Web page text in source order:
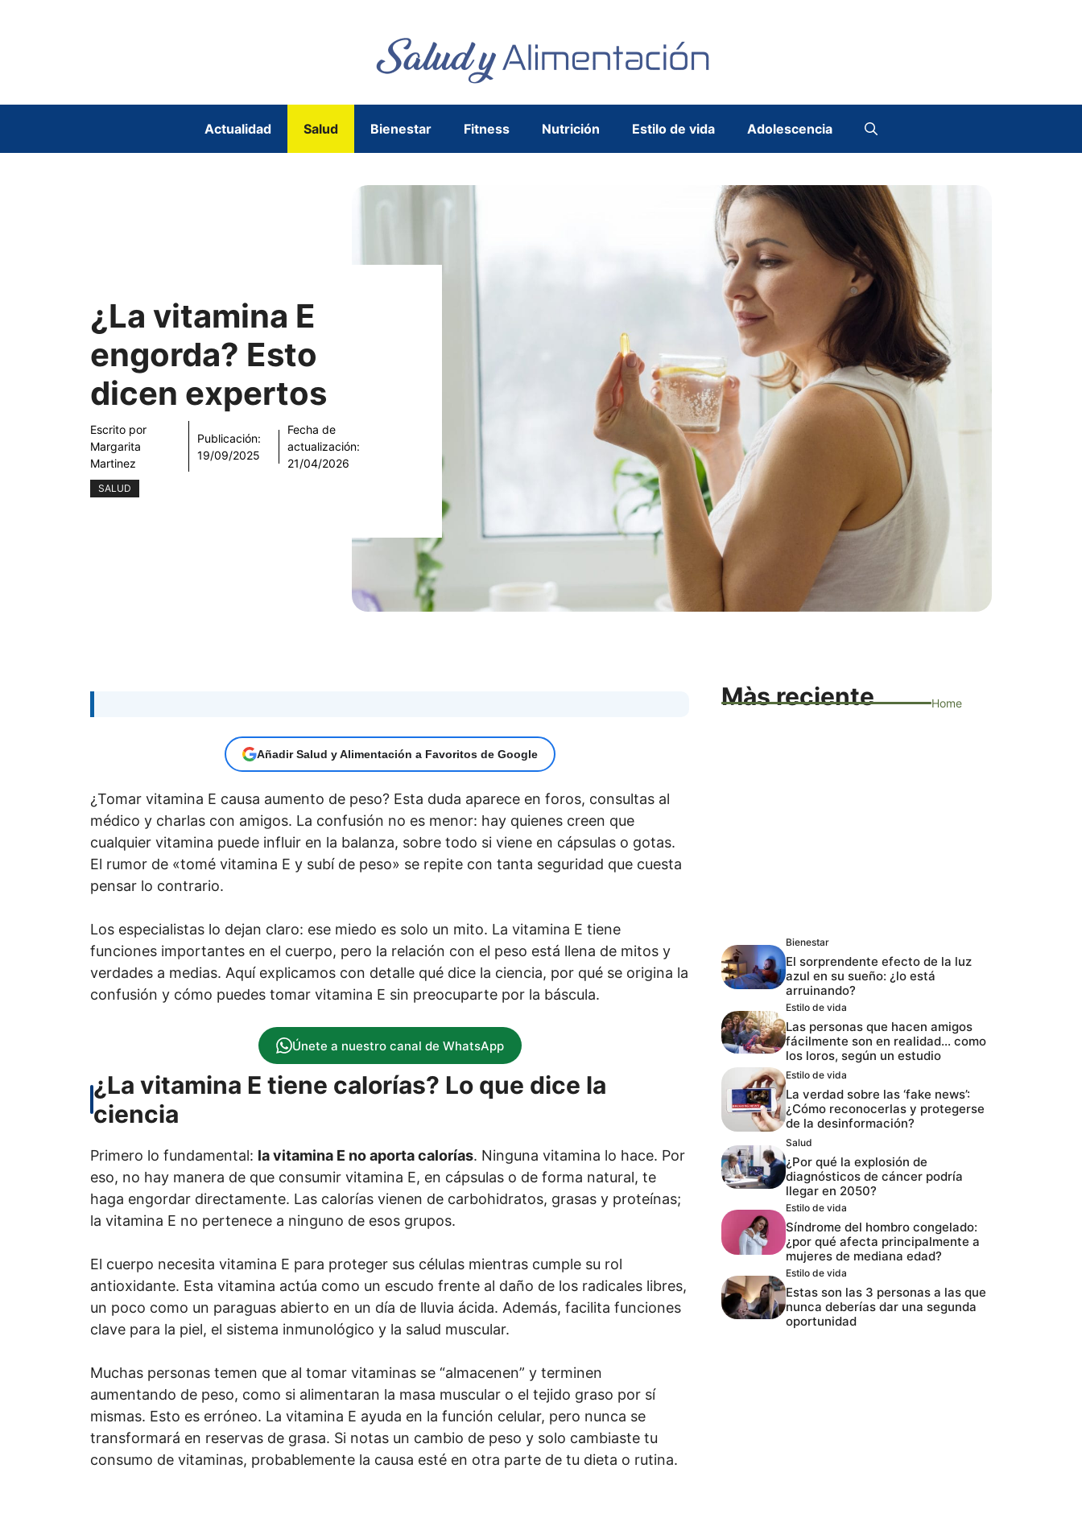
Actualidad Salud Bienestar Fitness Nutrición Estilo de vida Adolescencia
¿La vitamina E
engorda? Esto
dicen expertos
Escrito por
Margarita
Martinez
Publicación:
19/09/2025
Fecha de
actualización:
21/04/2026
SALUD
Añadir Salud y Alimentación a Favoritos de Google
¿Tomar vitamina E causa aumento de peso? Esta duda aparece en foros, consultas al
médico y charlas con amigos. La confusión no es menor: hay quienes creen que
cualquier vitamina puede influir en la balanza, sobre todo si viene en cápsulas o gotas.
El rumor de «tomé vitamina E y subí de peso» se repite con tanta seguridad que cuesta
pensar lo contrario.
Los especialistas lo dejan claro: ese miedo es solo un mito. La vitamina E tiene
funciones importantes en el cuerpo, pero la relación con el peso está llena de mitos y
verdades a medias. Aquí explicamos con detalle qué dice la ciencia, por qué se origina la
confusión y cómo puedes tomar vitamina E sin preocuparte por la báscula.
Únete a nuestro canal de WhatsApp
¿La vitamina E tiene calorías? Lo que dice la
ciencia
Primero lo fundamental: la vitamina E no aporta calorías. Ninguna vitamina lo hace. Por
eso, no hay manera de que consumir vitamina E, en cápsulas o de forma natural, te
haga engordar directamente. Las calorías vienen de carbohidratos, grasas y proteínas;
la vitamina E no pertenece a ninguno de esos grupos.
El cuerpo necesita vitamina E para proteger sus células mientras cumple su rol
antioxidante. Esta vitamina actúa como un escudo frente al daño de los radicales libres,
un poco como un paraguas abierto en un día de lluvia ácida. Además, facilita funciones
clave para la piel, el sistema inmunológico y la salud muscular.
Muchas personas temen que al tomar vitaminas se “almacenen” y terminen
aumentando de peso, como si alimentaran la masa muscular o el tejido graso por sí
mismas. Esto es erróneo. La vitamina E ayuda en la función celular, pero nunca se
transformará en reservas de grasa. Si notas un cambio de peso y solo cambiaste tu
consumo de vitaminas, probablemente la causa esté en otra parte de tu dieta o rutina.
Màs reciente Home
Bienestar
El sorprendente efecto de la luz
azul en su sueño: ¿lo está
arruinando?
Estilo de vida
Las personas que hacen amigos
fácilmente son en realidad… como
los loros, según un estudio
Estilo de vida
La verdad sobre las ‘fake news’:
¿Cómo reconocerlas y protegerse
de la desinformación?
Salud
¿Por qué la explosión de
diagnósticos de cáncer podría
llegar en 2050?
Estilo de vida
Síndrome del hombro congelado:
¿por qué afecta principalmente a
mujeres de mediana edad?
Estilo de vida
Estas son las 3 personas a las que
nunca deberías dar una segunda
oportunidad